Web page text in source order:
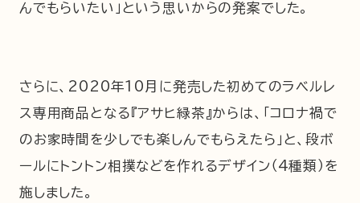
んでもらいたい」という思いからの発案でした。
さらに、2020年10月に発売した初めてのラベルレ
ス専用商品となる『アサヒ緑茶』からは、「コロナ禍で
のお家時間を少しでも楽しんでもらえたら」と、段ボ
ールにトントン相撲などを作れるデザイン（4種類）を
施しました。